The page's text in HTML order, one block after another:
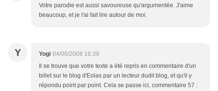
Votre parodie est aussi savoureuse qu'argumentée. J'aime
beaucoup, et je l'ai fait lire autour de moi.
Y Yogi 04/06/2008 16:39
Il se trouve que votre texte a été repris en commentaire d'un
billet sur le blog d'Eolas par un lecteur dudit blog, et qu'il y
répondu point par point. Cela se passe ici, commentaire 57 :